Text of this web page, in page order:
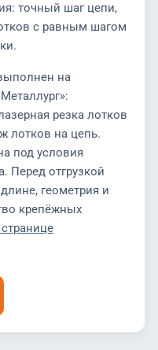
точный шаг цепи,
с равным шагом
на
резка лотков
лотков на цепь.
под условия
Перед отгрузкой
геометрия и
крепёжных